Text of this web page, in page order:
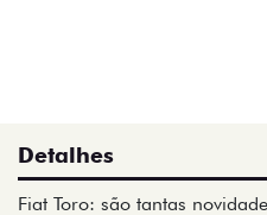
Detalhes
Fiat Toro: são tantas